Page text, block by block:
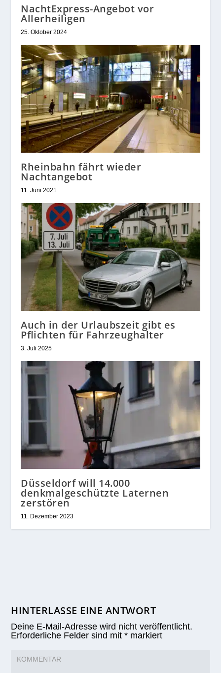
NachtExpress-Angebot vor
Allerheiligen
25. Oktober 2024
Rheinbahn fährt wieder
Nachtangebot
11. Juni 2021
Auch in der Urlaubszeit gibt es
Pflichten für Fahrzeughalter
3. Juli 2025
Düsseldorf will 14.000
denkmalgeschützte Laternen
zerstören
11. Dezember 2023
HINTERLASSE EINE ANTWORT
Deine E-Mail-Adresse wird nicht veröffentlicht.
Erforderliche Felder sind mit* markiert